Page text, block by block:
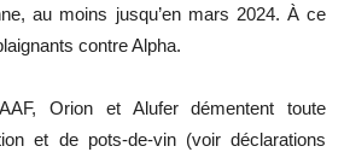
au moins jusqu’en mars 2024. À ce
contre Alpha.
Orion et Alufer démentent toute
et de pots-de-vin (voir déclarations